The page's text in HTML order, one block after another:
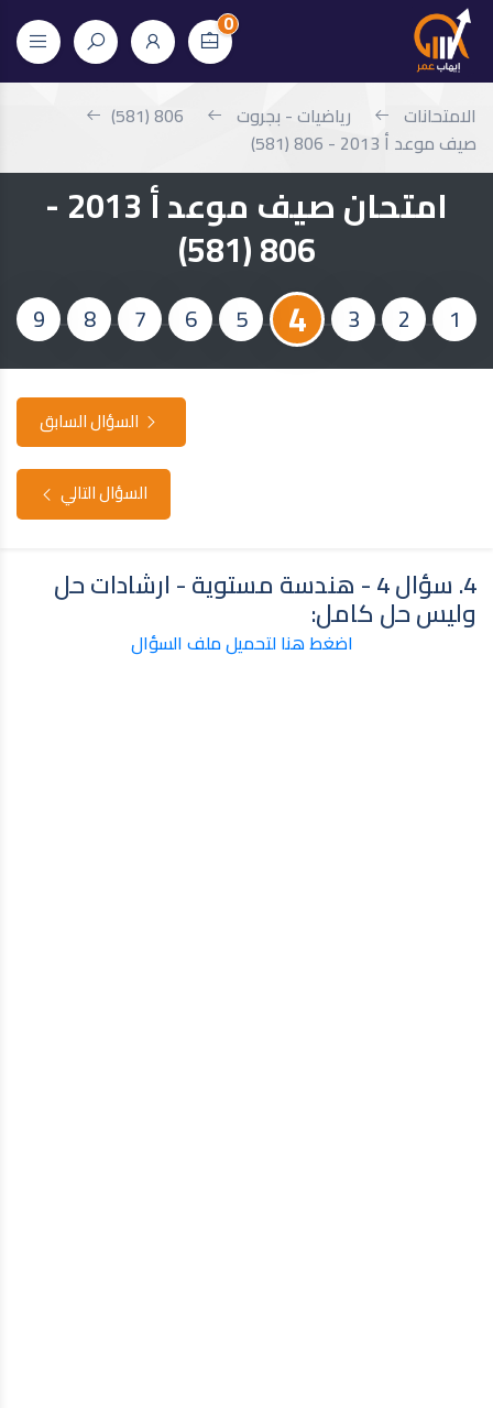
0
الامتحانات رياضيات - بجروت
806 (581)
صيف موعد أ 2013 - 806 (581)
امتحان صيف موعد أ 2013 -
806 (581)
1
2
3
4
5
6
7
8
9
السؤال السابق
السؤال التالي
4. سؤال 4 - هندسة مستوية - ارشادات حل
وليس حل كامل:
اضغط هنا لتحميل ملف السؤال